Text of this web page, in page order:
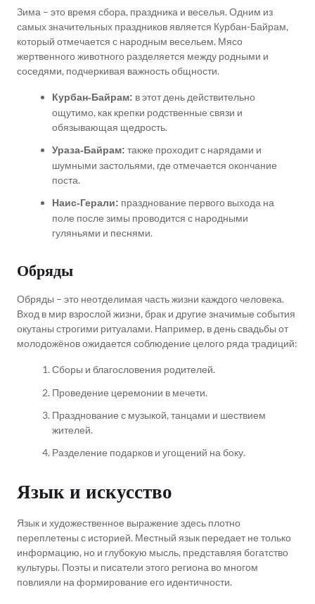
Зима – это время сбора, праздника и веселья. Одним из
самых значительных праздников является Курбан-Байрам,
который отмечается с народным весельем. Мясо
жертвенного животного разделяется между родными и
соседями, подчеркивая важность общности.
Курбан-Байрам: в этот день действительно
ощутимо, как крепки родственные связи и
обязывающая щедрость.
Ураза-Байрам: также проходит с нарядами и
шумными застольями, где отмечается окончание
поста.
Наис-Герали: празднование первого выхода на
поле после зимы проводится с народными
гуляньями и песнями.
Обряды
Обряды – это неотделимая часть жизни каждого человека.
Вход в мир взрослой жизни, брак и другие значимые события
окутаны строгими ритуалами. Например, в день свадьбы от
молодожёнов ожидается соблюдение целого ряда традиций:
Сборы и благословения родителей.
Проведение церемонии в мечети.
Празднование с музыкой, танцами и шествием
жителей.
Разделение подарков и угощений на боку.
Язык и искусство
Язык и художественное выражение здесь плотно
переплетены с историей. Местный язык передает не только
информацию, но и глубокую мысль, представляя богатство
культуры. Поэты и писатели этого региона во многом
повлияли на формирование его идентичности.